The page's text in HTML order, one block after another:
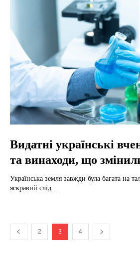
Видатні українські
та винаходи, що
Українська земля завжди була багата на
яскравий слід...
2 3 4